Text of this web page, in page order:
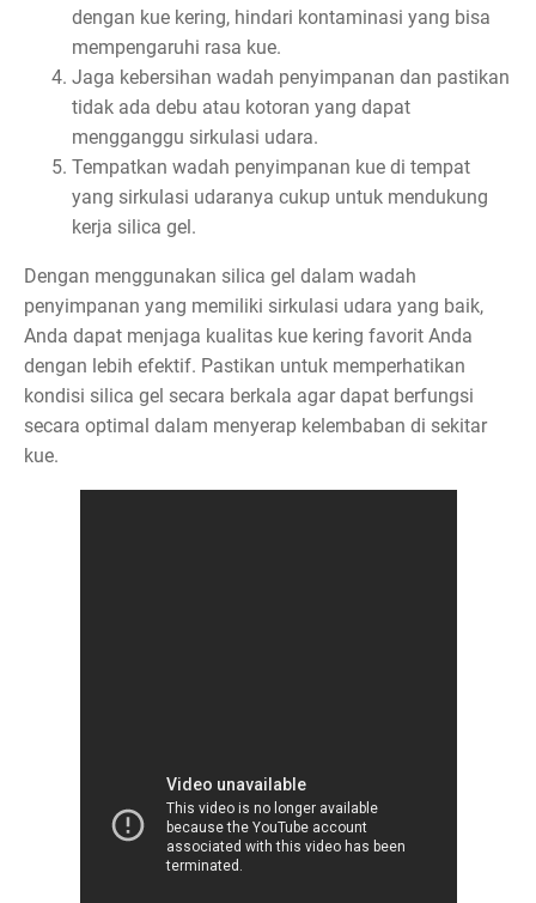
dengan kue kering, hindari kontaminasi yang bisa
mempengaruhi rasa kue.
Jaga kebersihan wadah penyimpanan dan pastikan
tidak ada debu atau kotoran yang dapat
mengganggu sirkulasi udara.
Tempatkan wadah penyimpanan kue di tempat
yang sirkulasi udaranya cukup untuk mendukung
kerja silica gel.
Dengan menggunakan silica gel dalam wadah
penyimpanan yang memiliki sirkulasi udara yang baik,
Anda dapat menjaga kualitas kue kering favorit Anda
dengan lebih efektif. Pastikan untuk memperhatikan
kondisi silica gel secara berkala agar dapat berfungsi
secara optimal dalam menyerap kelembaban di sekitar
kue.